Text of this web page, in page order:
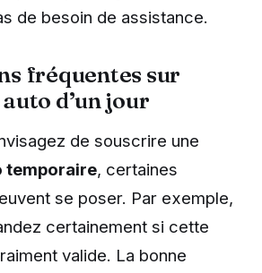
de besoin de assistance.
fréquentes sur
d’un jour
de souscrire une
temporaire, certaines
se poser. Par exemple,
certainement si cette
valide. La bonne